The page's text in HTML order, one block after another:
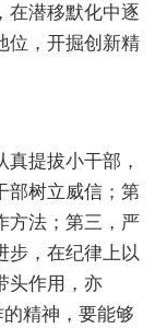
在潜移默化中逐
位，开掘创新精
提拔小干部，
部树立威信；第
方法；第三，严
步，在纪律上以
头作用，亦
精神，要能够